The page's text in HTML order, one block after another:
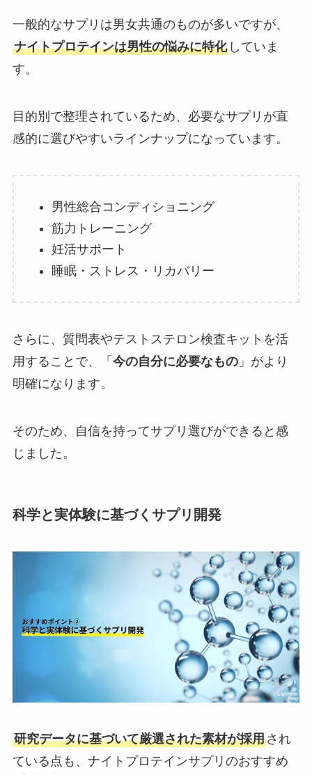
一般的なサプリは男女共通のものが多いですが、
ナイトプロテインは男性の悩みに特化していま
す。
目的別で整理されているため、必要なサプリが直
感的に選びやすいラインナップになっています。
男性総合コンディショニング
筋力トレーニング
妊活サポート
睡眠・ストレス・リカバリー
さらに、質問表やテストステロン検査キットを活
用することで、「 今の自分に必要なもの」がより
明確になります。
そのため、自信を持ってサプリ選びができると感
じました。
科学と実体験に基づくサプリ開発
研究データに基づいて厳選された素材が採用され
ている点も、ナイトプロテインサプリのおすすめ